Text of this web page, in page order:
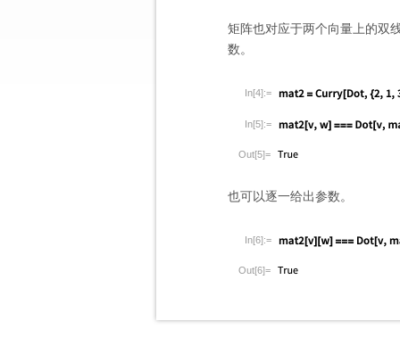
矩阵也对应于两个向量上的双
数。
In[4]:=
In[5]:=
Out[5]=
也可以逐一给出参数。
In[6]:=
Out[6]=